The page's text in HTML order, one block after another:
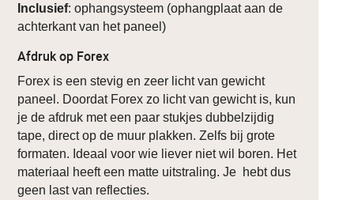
Inclusief: ophangsysteem (ophangplaat aan de
achterkant van het paneel)
Afdruk op Forex
Forex is een stevig en zeer licht van gewicht
paneel. Doordat Forex zo licht van gewicht is, kun
je de afdruk met een paar stukjes dubbelzijdig
tape, direct op de muur plakken. Zelfs bij grote
formaten. Ideaal voor wie liever niet wil boren. Het
materiaal heeft een matte uitstraling. Je hebt dus
geen last van reflecties.